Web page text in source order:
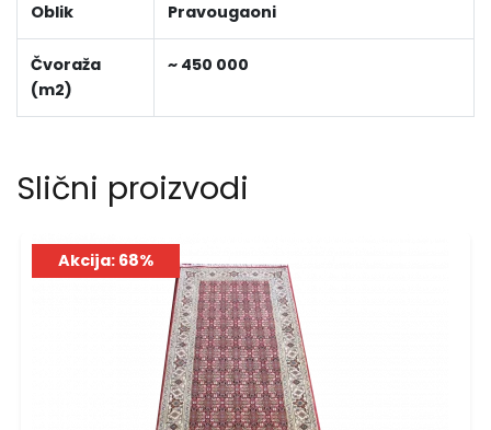
Oblik Pravougaoni
Čvoraža
(m2)
~ 450 000
Slični proizvodi
Akcija: 68%